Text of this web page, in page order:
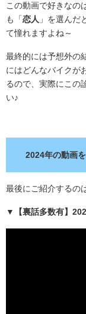
この動画で好きなの
も「恋人 」を選んだ
て憧れますよね～
最終的には予想外の
にはどんなバイクが
るので、実際にこの
い♪
2024年の動画
最後にご紹介するの
▼【裏話多数有】